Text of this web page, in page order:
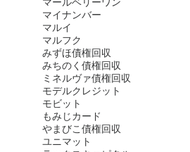
マイナンバー
マルイ
マルフク
みずほ債権回収
みちのく債権回収
ミネルヴァ債権回収
モデルクレジット
モビット
もみじカード
やまびこ債権回収
ユニマット